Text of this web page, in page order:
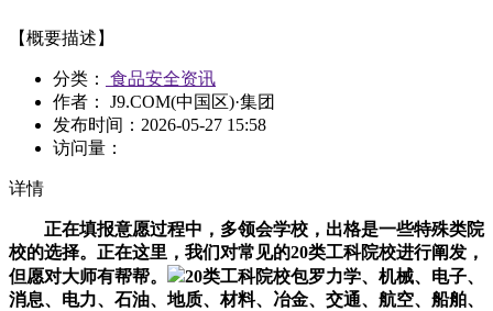
【概要描述】
分类：
食品安全资讯
作者： J9.COM(中国区)·集团
发布时间： 2026-05-27 15:58
访问量：
详情
正在填报意愿过程中，多领会学校，出格是一些特殊类院
校的选择。正在这里，我们对常见的20类工科院校进行阐发，
但愿对大师有帮帮。
20类工科院校包罗力学、机械、电子、
消息、电力、石油、地质、材料、冶金、交通、航空、船舶、